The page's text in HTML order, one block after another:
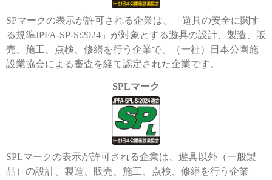
SPマークの表示が許可される企業は、「遊具の安全に関す
る規準JPFA-SP-S:2024」が対象とする遊具の設計、製造、販
売、施工、点検、修繕を行う企業で、（一社）日本公園施
設業協会による審査を経て認定された企業です。
SPLマーク
SPLマークの表示が許可される企業は、遊具以外（一般製
品）の設計、製造、販売、施工、点検、修繕を行う企業